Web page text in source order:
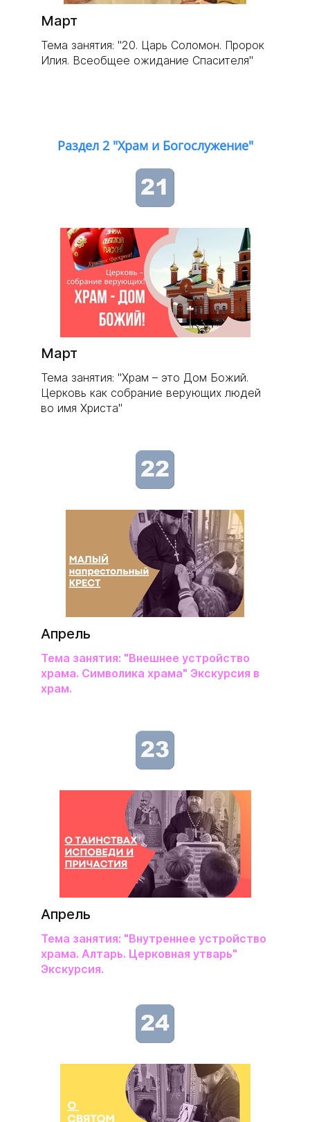
Март
Тема занятия: "20. Царь Соломон. Пророк
Илия. Всеобщее ожидание Спасителя"
Раздел 2 "Храм и Богослужение"
​Март
Тема занятия: "Храм – это Дом Божий.
Церковь как собрание верующих людей
во имя Христа"
Апрель
Тема занятия: "Внешнее устройство
храма. Символика храма" Экскурсия в
храм.
Апрель
Тема занятия: "Внутреннее устройство
храма. Алтарь. Церковная утварь"
Экскурсия.